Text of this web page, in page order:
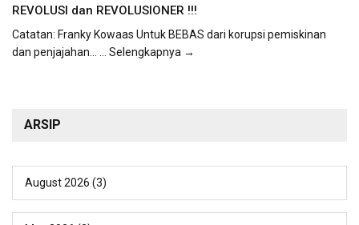
REVOLUSI dan REVOLUSIONER !!!
Catatan: Franky Kowaas Untuk BEBAS dari korupsi pemiskinan
dan penjajahan...
... Selengkapnya →
ARSIP
August 2026 (3)